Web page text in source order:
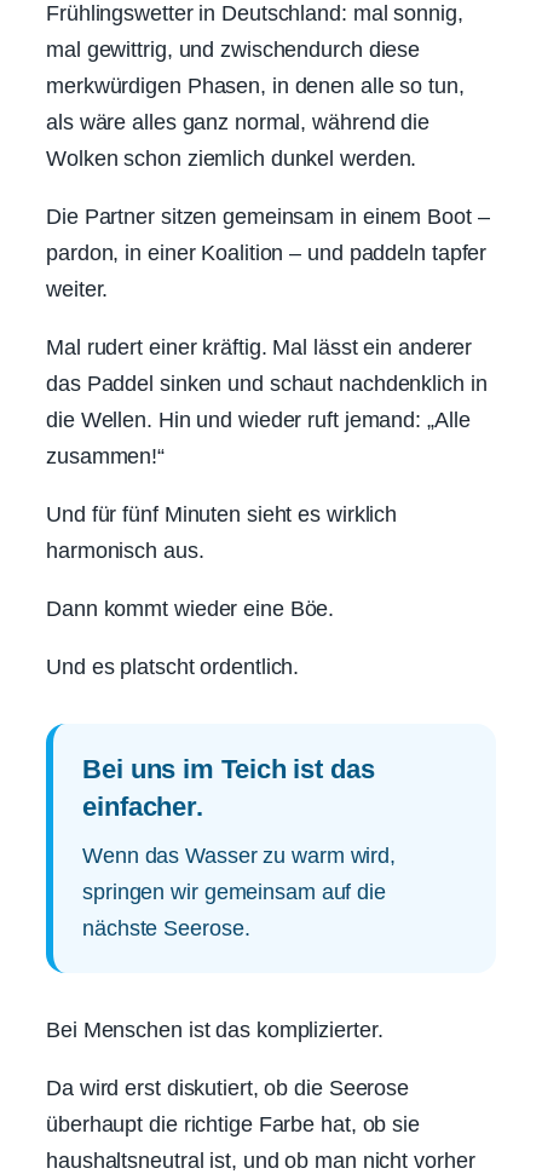
Frühlingswetter in Deutschland: mal sonnig,
mal gewittrig, und zwischendurch diese
merkwürdigen Phasen, in denen alle so tun,
als wäre alles ganz normal, während die
Wolken schon ziemlich dunkel werden.
Die Partner sitzen gemeinsam in einem Boot –
pardon, in einer Koalition – und paddeln tapfer
weiter.
Mal rudert einer kräftig. Mal lässt ein anderer
das Paddel sinken und schaut nachdenklich in
die Wellen. Hin und wieder ruft jemand: „Alle
zusammen!“
Und für fünf Minuten sieht es wirklich
harmonisch aus.
Dann kommt wieder eine Böe.
Und es platscht ordentlich.
Bei uns im Teich ist das
einfacher.
Wenn das Wasser zu warm wird,
springen wir gemeinsam auf die
nächste Seerose.
Bei Menschen ist das komplizierter.
Da wird erst diskutiert, ob die Seerose
überhaupt die richtige Farbe hat, ob sie
haushaltsneutral ist, und ob man nicht vorher